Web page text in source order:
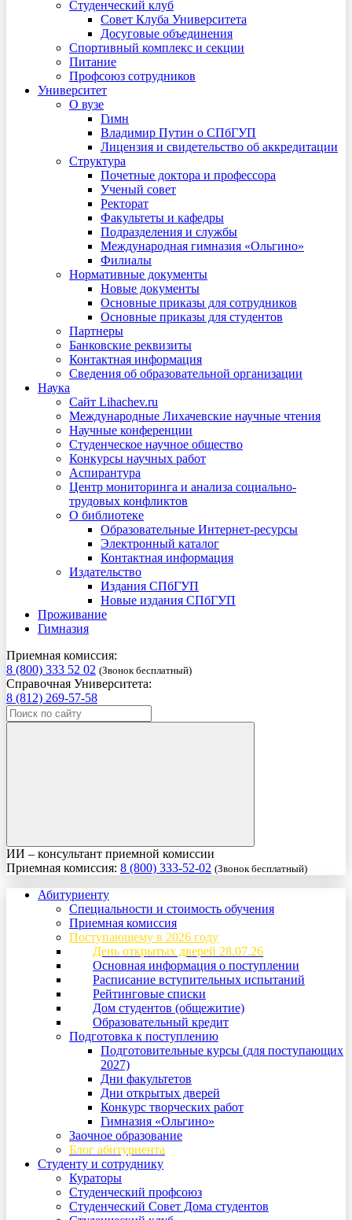
Студенческий клуб
Совет Клуба Университета
Досуговые объединения
Спортивный комплекс и секции
Питание
Профсоюз сотрудников
Университет
О вузе
Гимн
Владимир Путин о СПбГУП
Лицензия и свидетельство об аккредитации
Структура
Почетные доктора и профессора
Ученый совет
Ректорат
Факультеты и кафедры
Подразделения и службы
Международная гимназия «Ольгино»
Филиалы
Нормативные документы
Новые документы
Основные приказы для сотрудников
Основные приказы для студентов
Партнеры
Банковские реквизиты
Контактная информация
Сведения об образовательной организации
Наука
Сайт Lihachev.ru
Международные Лихачевские научные чтения
Научные конференции
Студенческое научное общество
Конкурсы научных работ
Аспирантура
Центр мониторинга и анализа социально-
трудовых конфликтов
О библиотеке
Образовательные Интернет-ресурсы
Электронный каталог
Контактная информация
Издательство
Издания СПбГУП
Новые издания СПбГУП
Проживание
Гимназия
Приемная комиссия:
8 (800) 333 52 02 (Звонок бесплатный)
Справочная Университета:
8 (812) 269-57-58
ИИ – консультант приемной комиссии
Приемная комиссия: 8 (800) 333-52-02 (Звонок бесплатный)
Абитуриенту
Специальности и стоимость обучения
Приемная комиссия
Поступающему в 2026 году
День открытых дверей 28.07.26
Основная информация о поступлении
Расписание вступительных испытаний
Рейтинговые списки
Дом студентов (общежитие)
Образовательный кредит
Подготовка к поступлению
Подготовительные курсы (для поступающих
2027)
Дни факультетов
Дни открытых дверей
Конкурс творческих работ
Гимназия «Ольгино»
Заочное образование
Блог абитуриента
Студенту и сотруднику
Кураторы
Студенческий профсоюз
Студенческий Совет Дома студентов